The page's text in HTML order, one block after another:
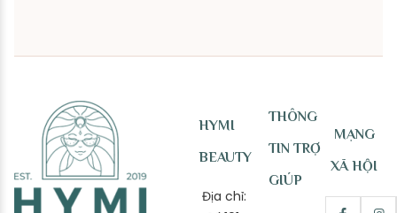
HYMI
BEAUTY
Địa chỉ:
THÔNG
TIN TRỢ
GIÚP
MẠNG
XÃ HỘI